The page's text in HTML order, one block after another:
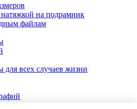
натяжкой на подрамник
файлам
всех случаев жизни